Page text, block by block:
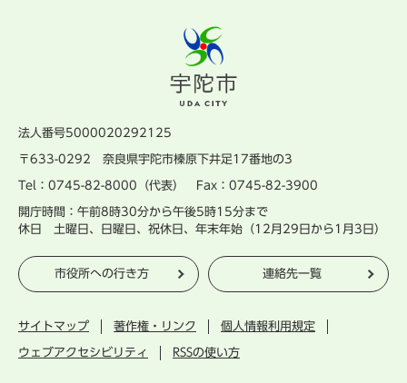
法人番号5000020292125
〒633-0292 奈良県宇陀市榛原下井足17番地の3
Tel：0745-82-8000（代表） Fax：0745-82-3900
開庁時間：午前8時30分から午後5時15分まで
休日 土曜日、日曜日、祝休日、年末年始（12月29日から1月3日）
市役所への行き方 連絡先一覧
サイトマップ 著作権・リンク 個人情報利用規定
ウェブアクセシビリティ RSSの使い方